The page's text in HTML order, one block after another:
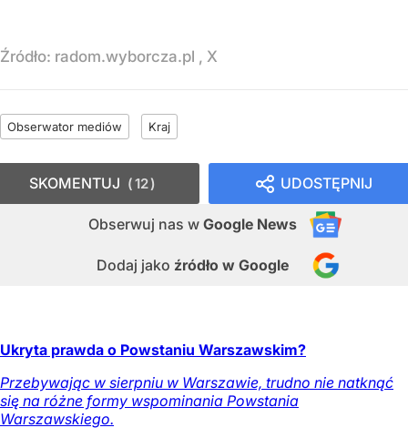
Źródło: radom.wyborcza.pl , X
Obserwator mediów Kraj
UDOSTĘPNIJ
Obserwuj nas w Google News
Dodaj jako źródło w Google
SKOMENTUJ 12
Ukryta prawda o Powstaniu Warszawskim?
Przebywając w sierpniu w Warszawie, trudno nie natknąć
się na różne formy wspominania Powstania
Warszawskiego.